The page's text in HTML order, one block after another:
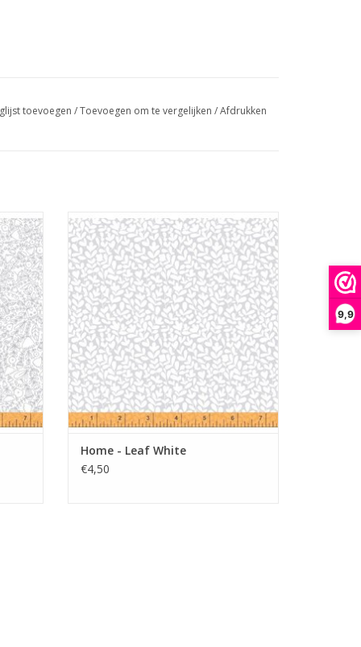
9,9
toevoegen /Toevoegen om te vergelijken /Afdrukken
witte blaadjes op lichtgrijs
TOEVOEGEN AAN WINKELWAGEN
Home - Leaf White
€4,50